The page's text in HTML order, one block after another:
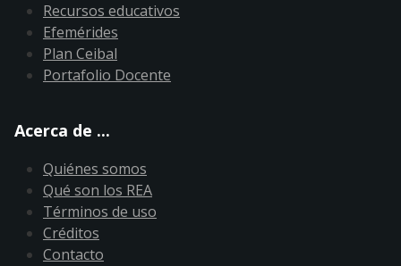
Recursos educativos
Efemérides
Plan Ceibal
Portafolio Docente
Acerca de ...
Quiénes somos
Qué son los REA
Términos de uso
Créditos
Contacto